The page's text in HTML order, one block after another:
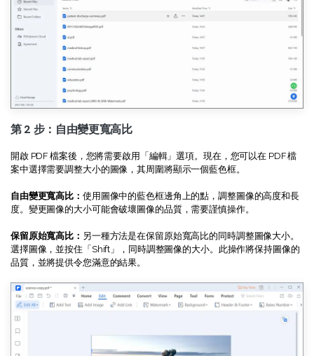
AI PDF助理
eSign（合法）
第 2 步：自由變更寬高比
開啟 PDF 檔案後，您將需要啟用「編輯」選項。現在，您可以在 PDF 檔
案中選擇需要調整大小的圖像，其周圍將顯示一個藍色框。
自由變更寬高比： 使用圖像中的藍色框邊角上的點，調整圖像的高度和長
度。變更圖像的大小可能會破壞圖像的品質，需要謹慎操作。
保留原始寬高比： 另一種方法是在保留原始寬高比的同時調整圖像大小。
選擇圖像，並按住「Shift」，同時調整圖像的大小。此操作將保持圖像的
品質，並將提供令您滿意的結果。